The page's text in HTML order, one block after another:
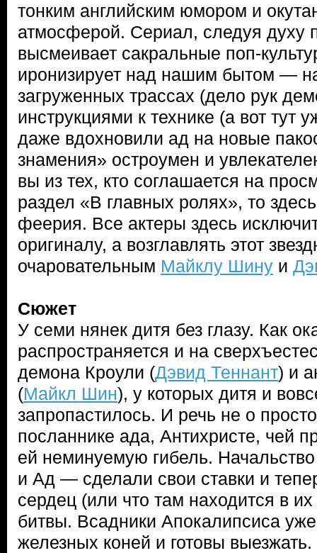
тонким английским юмором и
атмосферой. Сериал, следуя духу
высмеивает сакральные поп-
иронизирует над нашим бытом —
загруженных трассах (дело рук
инструкциями к технике (а вот тут
даже вдохновили ад на новые
знамения» остроумен и
вы из тех, кто соглашается на
раздел «В главных ролях», то
феерия. Все актеры здесь
оригиналу, а возглавлять этот
очаровательным Майклу Шину и
Сюжет
У семи нянек дитя без глазу. Как
распространяется и на
демона Кроули (Дэвид Теннант) и
(Майкл Шин), у которых дитя и
запропастилось. И речь не о
посланнике ада, Антихристе, чей
ей неминуемую гибель.
и Ад — сделали свои ставки и
сердец (или что там находится в
битвы. Всадники Апокалипсиса
железных коней и готовы